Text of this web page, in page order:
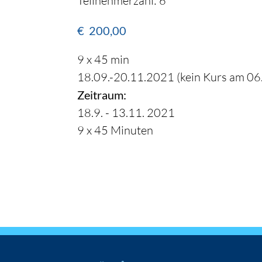
€ 200,00
9 x 45 min
18.09.-20.11.2021 (kein Kurs am
Zeitraum:
18.9. - 13.11. 2021
9 x 45 Minuten